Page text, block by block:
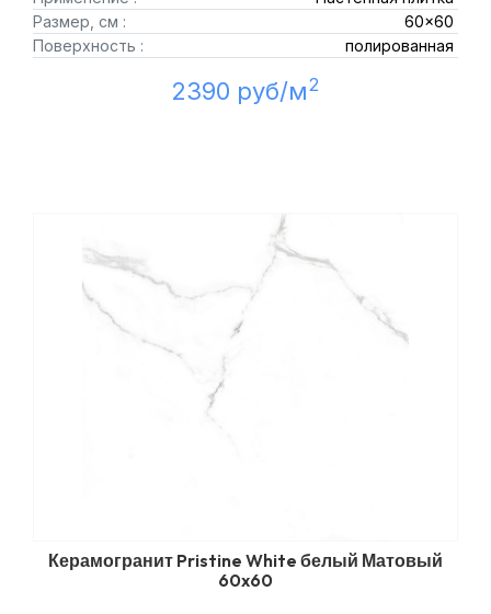
Размер, см :
60x60
Поверхность :
полированная
2390 руб/м2
Керамогранит Pristine White белый Матовый
60x60